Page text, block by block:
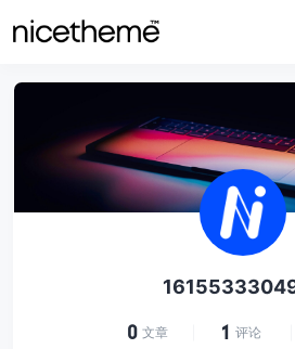
0 文章 1 评论